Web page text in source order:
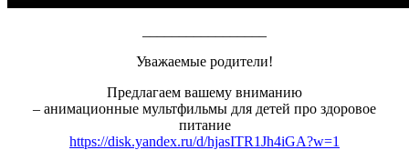
Уважаемые родители!
Предлагаем вашему вниманию
– анимационные мультфильмы для детей про здоровое
питание
https://disk.yandex.ru/d/hjasITR1Jh4iGA?w=1